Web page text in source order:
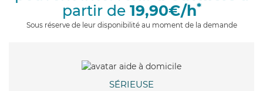
partir de 19,90€/h*
Sous réserve de leur disponibilité au moment de la demande
SÉRIEUSE